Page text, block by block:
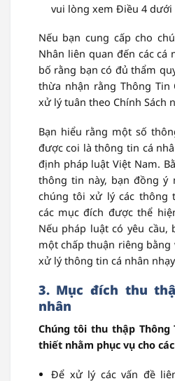
vui lòng xem Điều 4 dưới
Nếu bạn cung cấp cho
Nhân liên quan đến các cá
bố rằng bạn có đủ thẩm
thừa nhận rằng Thông Tin
xử lý tuân theo Chính Sách
Bạn hiểu rằng một số
được coi là thông tin cá
định pháp luật Việt Nam.
thông tin này, bạn đồng ý
chúng tôi xử lý các thông
các mục đích được thể
Nếu pháp luật có yêu cầu,
một chấp thuận riêng bằng
xử lý thông tin cá nhân
3. Mục đích thu
nhân
Chúng tôi thu thập Thông
thiết nhằm phục vụ cho
Để xử lý các vấn đề